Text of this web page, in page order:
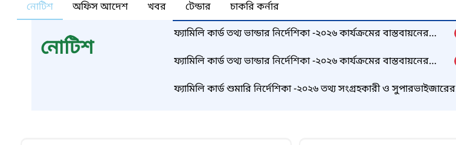
নোটিশ অফিস আদেশ খবর টেন্ডার চাকরি কর্নার
নোটিশ
ফ্যামিলি কার্ড তথ্য ভান্ডার নির্দেশিকা -২০২৬ কার্যক্রমের বাস্তবায়নের
ফ্যামিলি কার্ড তথ্য ভান্ডার নির্দেশিকা -২০২৬ কার্যক্রমের বাস্তবায়নের
ফ্যামিলি কার্ড শুমারি নির্দেশিকা -২০২৬ তথ্য সংগ্রহকারী ও সুপারভাইজারের